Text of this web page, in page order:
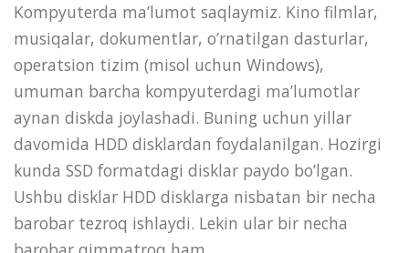
Kompyuterda ma’lumot saqlaymiz. Kino filmlar,
musiqalar, dokumentlar, o’rnatilgan dasturlar,
operatsion tizim (misol uchun Windows),
umuman barcha kompyuterdagi ma’lumotlar
aynan diskda joylashadi. Buning uchun yillar
davomida HDD disklardan foydalanilgan. Hozirgi
kunda SSD formatdagi disklar paydo bo’lgan.
Ushbu disklar HDD disklarga nisbatan bir necha
barobar tezroq ishlaydi. Lekin ular bir necha